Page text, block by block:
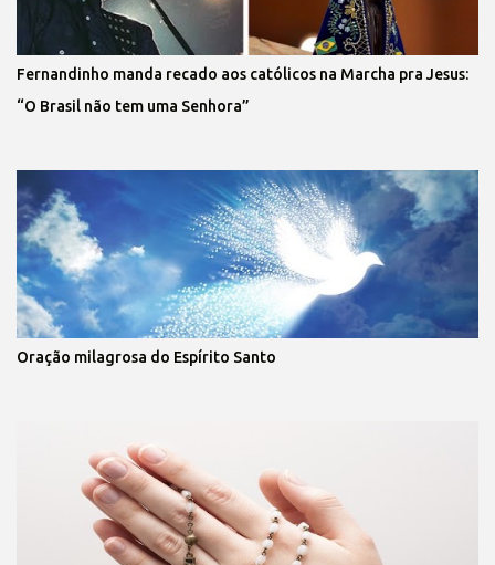
Fernandinho manda recado aos católicos na Marcha pra Jesus:
“O Brasil não tem uma Senhora”
Oração milagrosa do Espírito Santo